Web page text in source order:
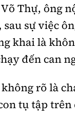
Võ Thự, ông
sự việc
khai là
đến can
rõ là
tụ tập